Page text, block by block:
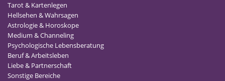
Tarot & Kartenlegen
Hellsehen & Wahrsagen
Astrologie & Horoskope
Medium & Channeling
Psychologische Lebensberatung
Beruf & Arbeitsleben
Liebe & Partnerschaft
Sonstige Bereiche